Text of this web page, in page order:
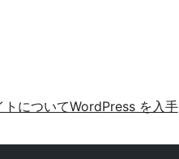
トについてWordPress を入手